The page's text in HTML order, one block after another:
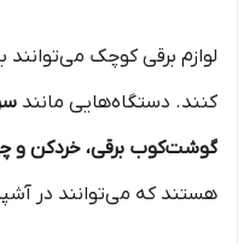
لوازم برقی کوچک می‌توانند
کنند. دستگاه‌هایی مانند
گوشت‌کوب برقی، خردکن و
هستند که می‌توانند در